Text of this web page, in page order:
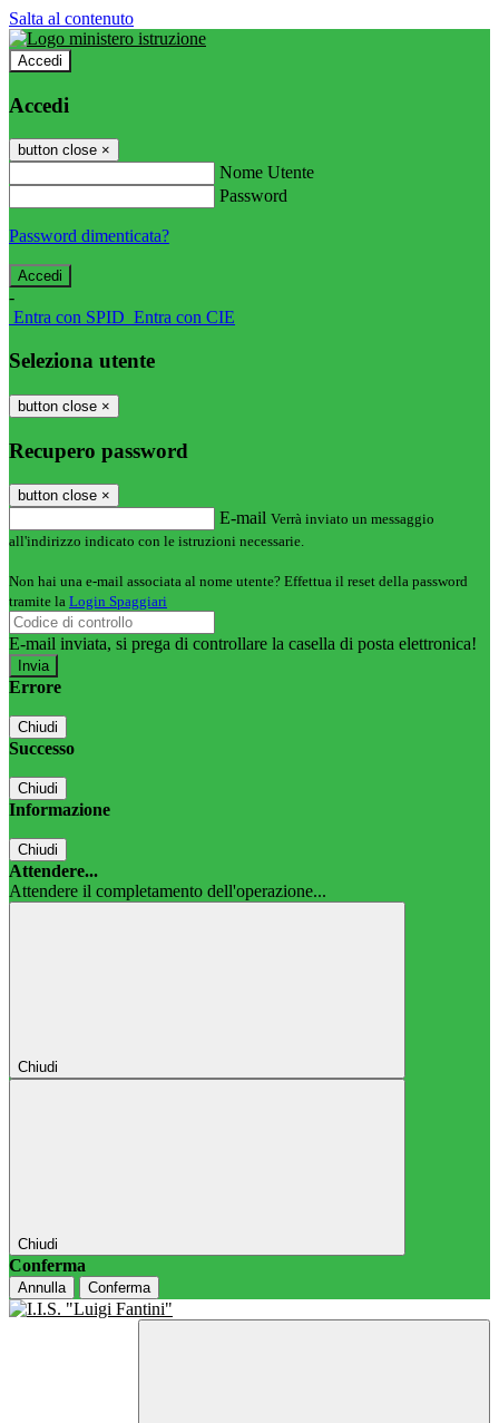
Salta al contenuto
Accedi
Accedi
button close ×
Nome Utente
Password
Password dimenticata?
-
Entra con SPID Entra con CIE
Seleziona utente
button close ×
Recupero password
button close ×
E-mail Verrà inviato un messaggio
all'indirizzo indicato con le istruzioni necessarie.
Non hai una e-mail associata al nome utente? Effettua il reset della password
tramite la Login Spaggiari
E-mail inviata, si prega di controllare la casella di posta elettronica!
Errore
Chiudi
Successo
Chiudi
Informazione
Chiudi
Attendere...
Attendere il completamento dell'operazione...
Chiudi
Chiudi
Conferma
Annulla Conferma